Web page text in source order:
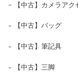
【中古】カメラアク
【中古】バッグ
【中古】筆記具
【中古】三脚